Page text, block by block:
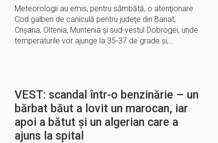
Meteorologii au emis, pentru sâmbătă, o atenţionare
Cod galben de caniculă pentru judeţe din Banat,
Crişana, Oltenia, Muntenia şi sud-vestul Dobrogei, unde
temperaturile vor ajunge la 35-37 de grade şi,…
VEST: scandal într-o benzinărie – un
bărbat băut a lovit un marocan, iar
apoi a bătut și un algerian care a
ajuns la spital